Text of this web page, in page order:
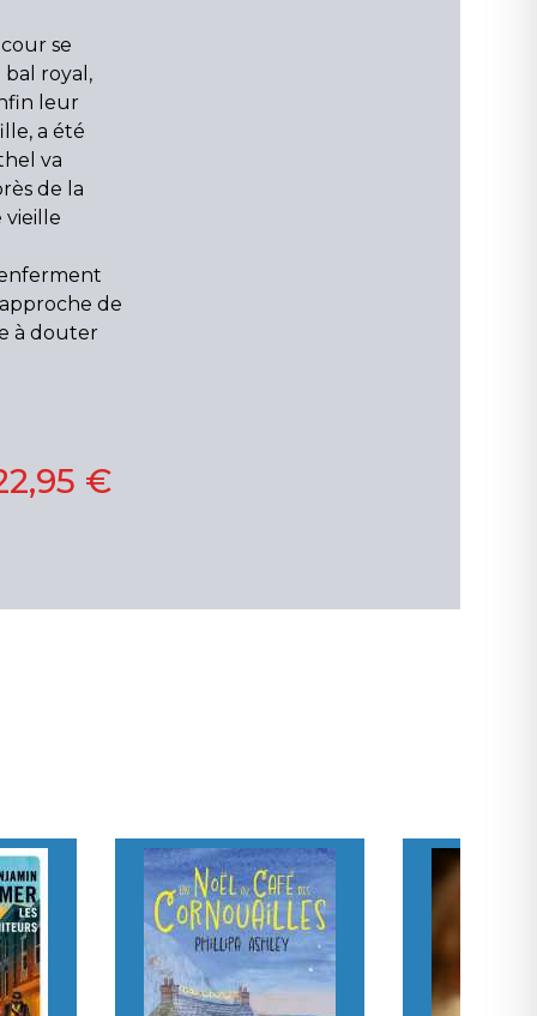
se
royal,
leur
a été
va
de la
vieille
de
à douter
€